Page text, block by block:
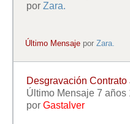
por Zara.
Último Mensaje porZara.
Desgravación
Último Mensaje 7 años
por Gastalver